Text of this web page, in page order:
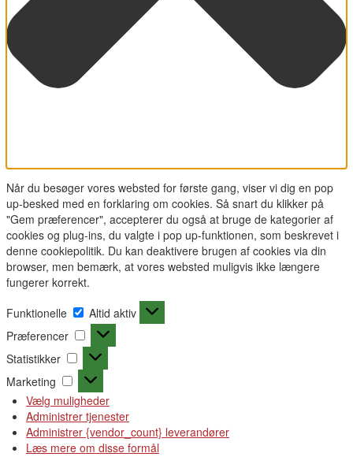
Når du besøger vores websted for første gang, viser vi dig en pop
up-besked med en forklaring om cookies. Så snart du klikker på
"Gem præferencer", accepterer du også at bruge de kategorier af
cookies og plug-ins, du valgte i pop up-funktionen, som beskrevet i
denne cookiepolitik. Du kan deaktivere brugen af cookies via din
browser, men bemærk, at vores websted muligvis ikke længere
fungerer korrekt.
Funktionelle
Funktionelle
Altid aktiv
Præferencer
Præferencer
Statistikker
Statistikker
Marketing
Marketing
Vælg muligheder
Administrer tjenester
Administrer {vendor_count} leverandører
Læs mere om disse formål